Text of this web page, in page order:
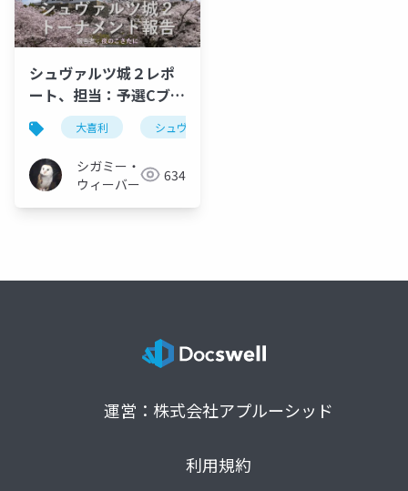
シュヴァルツ城２レポ
ート、担当：予選Cブロ
ック、決勝戦
大喜利 シュヴァルツ城
シガミー・
ウィーバー
634
運営：株式会社アプルーシッド
利用規約